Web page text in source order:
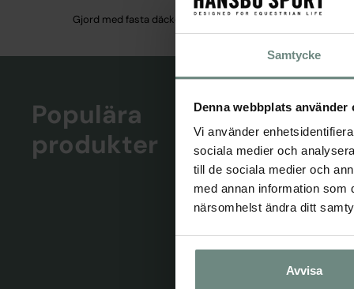
Samtycke
Denna webbplats använder
Vi använder
sociala medier och
till de sociala medier och
med annan information som
närsomhelst ändra ditt
Avvisa
Gjord med fasta däckelringar. Flera justeringsmöjligheter.
Populära
produkter